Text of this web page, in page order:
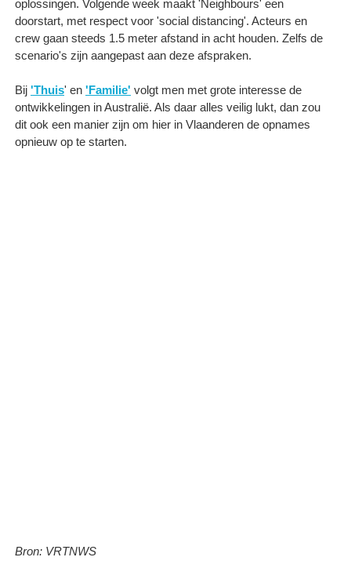
oplossingen. Volgende week maakt 'Neighbours' een
doorstart, met respect voor 'social distancing'. Acteurs en
crew gaan steeds 1.5 meter afstand in acht houden. Zelfs de
scenario's zijn aangepast aan deze afspraken.
Bij 'Thuis' en 'Familie' volgt men met grote interesse de
ontwikkelingen in Australië. Als daar alles veilig lukt, dan zou
dit ook een manier zijn om hier in Vlaanderen de opnames
opnieuw op te starten.
Bron: VRTNWS